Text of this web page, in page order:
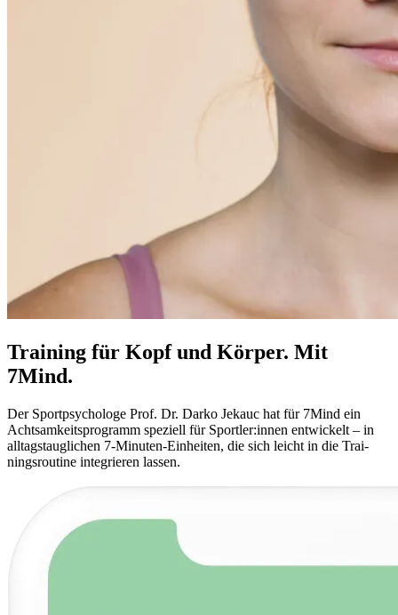
Training für Kopf und Körper. Mit
7Mind.
Der Sport­psy­cho­loge Prof. Dr. Darko Jekauc hat für 7Mind ein
Acht­sam­keits­pro­gramm spe­zi­ell für Sportler:innen ent­wi­ckelt – in
all­tags­taug­li­chen 7-Minu­ten-Ein­hei­ten, die sich leicht in die Trai­
nings­rou­tine inte­grie­ren lassen.